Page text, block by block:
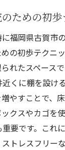
ための初歩
福岡県古賀市
の初歩テクニ
れたスペース
くに棚を設け
やすことで、
クスやカゴを
要です。これ
トレスフリー